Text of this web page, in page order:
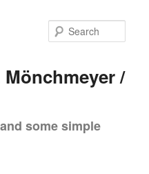
/
some simple